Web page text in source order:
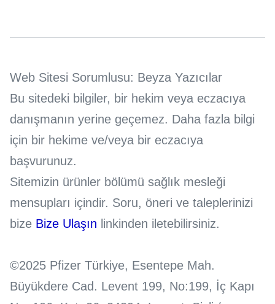
Web Sitesi Sorumlusu: Beyza Yazıcılar
Bu sitedeki bilgiler, bir hekim veya eczacıya
danışmanın yerine geçemez. Daha fazla bilgi
için bir hekime ve/veya bir eczacıya
başvurunuz.
Sitemizin ürünler bölümü sağlık mesleği
mensupları içindir. Soru, öneri ve taleplerinizi
bize Bize Ulaşın linkinden iletebilirsiniz.
©2025 Pfizer Türkiye, Esentepe Mah.
Büyükdere Cad. Levent 199, No:199, İç Kapı